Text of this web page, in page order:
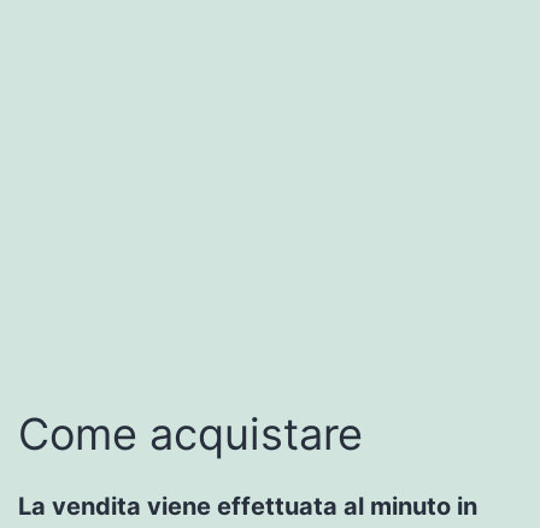
Come acquistare
La vendita viene effettuata al minuto in